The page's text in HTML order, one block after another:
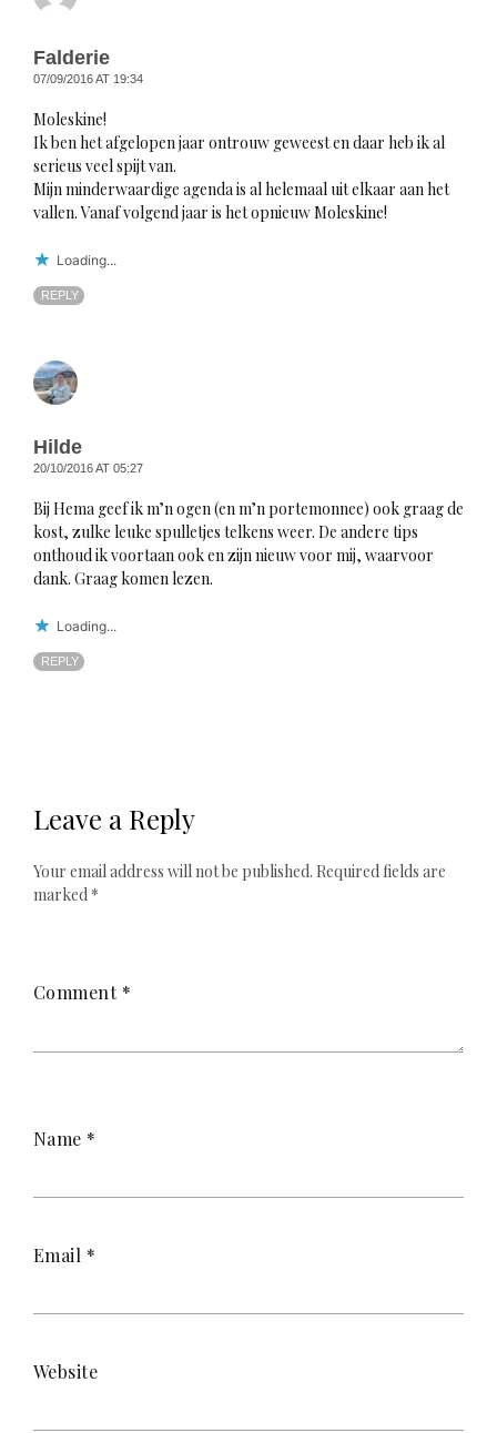
Falderie
07/09/2016 AT 19:34
Moleskine!
Ik ben het afgelopen jaar ontrouw geweest en daar heb ik al
serieus veel spijt van.
Mijn minderwaardige agenda is al helemaal uit elkaar aan het
vallen. Vanaf volgend jaar is het opnieuw Moleskine!
Loading...
REPLY
Hilde
20/10/2016 AT 05:27
Bij Hema geef ik m’n ogen (en m’n portemonnee) ook graag de
kost, zulke leuke spulletjes telkens weer. De andere tips
onthoud ik voortaan ook en zijn nieuw voor mij, waarvoor
dank. Graag komen lezen.
Loading...
REPLY
Leave a Reply
Your email address will not be published. Required fields are
marked *
Comment *
Name *
Email *
Website